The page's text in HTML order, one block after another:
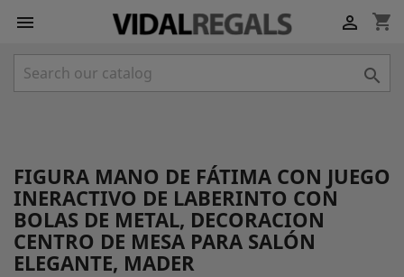
 shopping_cart


FIGURA MANO DE FÁTIMA CON JUEGO
INERACTIVO DE LABERINTO CON
BOLAS DE METAL, DECORACION
CENTRO DE MESA PARA SALÓN
ELEGANTE, MADER